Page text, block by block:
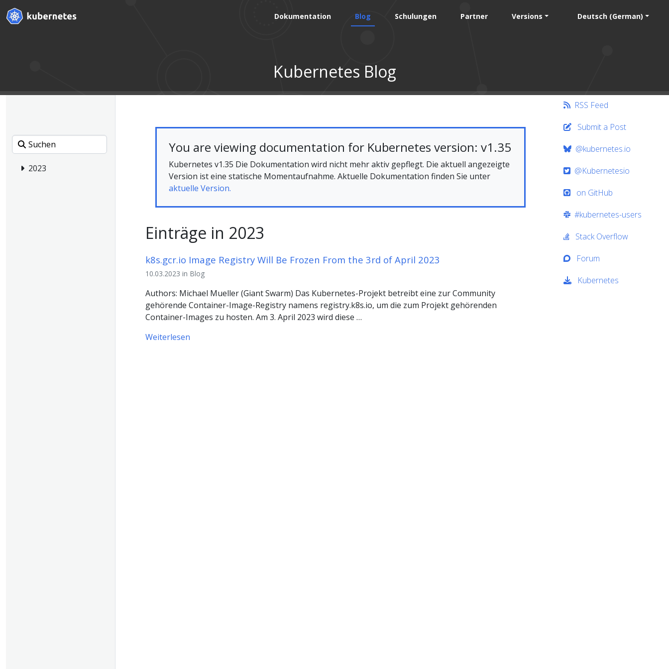
Dokumentation Blog Schulungen Partner Versions Deutsch (German)
Kubernetes Blog
2023
You are viewing documentation for Kubernetes version: v1.35
Kubernetes v1.35 Die Dokumentation wird nicht mehr aktiv gepflegt. Die aktuell angezeigte
Version ist eine statische Momentaufnahme. Aktuelle Dokumentation finden Sie unter
aktuelle Version.
Einträge in 2023
k8s.gcr.io Image Registry Will Be Frozen From the 3rd of April 2023
10.03.2023 in Blog
Authors: Michael Mueller (Giant Swarm) Das Kubernetes-Projekt betreibt eine zur Community
gehörende Container-Image-Registry namens registry.k8s.io, um die zum Projekt gehörenden
Container-Images zu hosten. Am 3. April 2023 wird diese …
Weiterlesen
RSS Feed
Submit a Post
@kubernetes.io
@Kubernetesio
on GitHub
#kubernetes-users
Stack Overflow
Forum
Kubernetes